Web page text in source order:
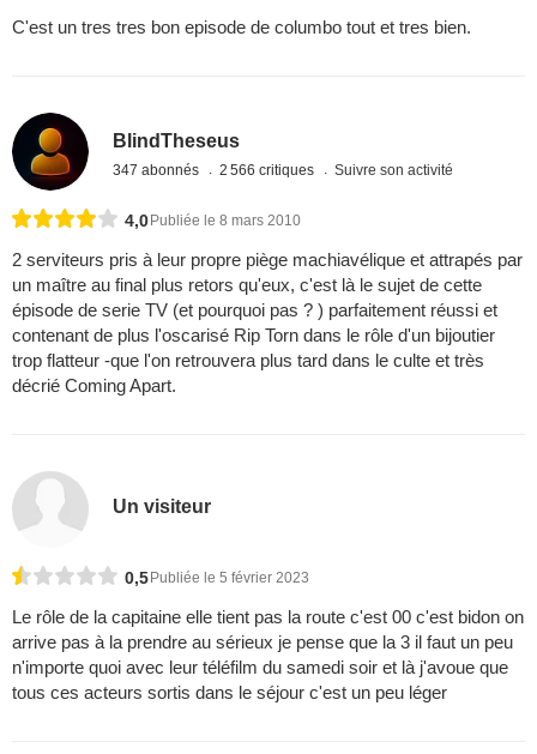
C'est un tres tres bon episode de columbo tout et tres bien.
BlindTheseus
347 abonnés 2 566 critiques Suivre son activité
4,0Publiée le 8 mars 2010
2 serviteurs pris à leur propre piège machiavélique et attrapés par
un maître au final plus retors qu'eux, c'est là le sujet de cette
épisode de serie TV (et pourquoi pas ? ) parfaitement réussi et
contenant de plus l'oscarisé Rip Torn dans le rôle d'un bijoutier
trop flatteur -que l'on retrouvera plus tard dans le culte et très
décrié Coming Apart.
Un visiteur
0,5Publiée le 5 février 2023
Le rôle de la capitaine elle tient pas la route c'est 00 c'est bidon on
arrive pas à la prendre au sérieux je pense que la 3 il faut un peu
n'importe quoi avec leur téléfilm du samedi soir et là j'avoue que
tous ces acteurs sortis dans le séjour c'est un peu léger